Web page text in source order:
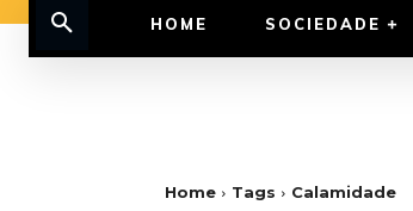
HOME SOCIEDADE
Home Tags Calamidade